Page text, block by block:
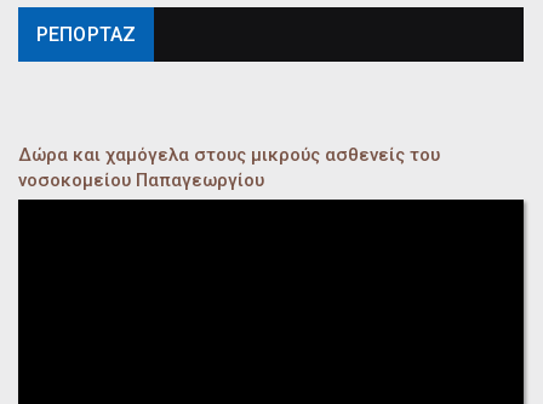
ΡΕΠΟΡΤΑΖ
Δώρα και χαμόγελα στους μικρούς ασθενείς του
νοσοκομείου Παπαγεωργίου